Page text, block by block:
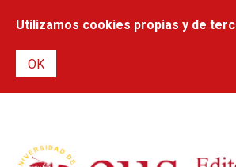
Utilizamos cookies propias y de